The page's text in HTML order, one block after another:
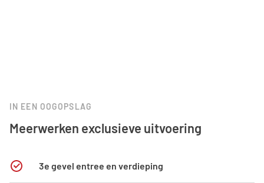
IN EEN OOGOPSLAG
Meerwerken exclusieve uitvoering
3e gevel entree en verdieping